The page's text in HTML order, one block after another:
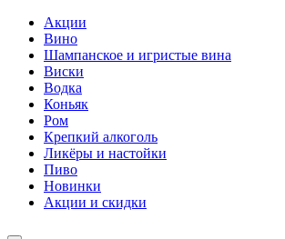
Акции
Вино
Шампанское и игристые вина
Виски
Водка
Коньяк
Ром
Крепкий алкоголь
Ликёры и настойки
Пиво
Новинки
Акции и скидки